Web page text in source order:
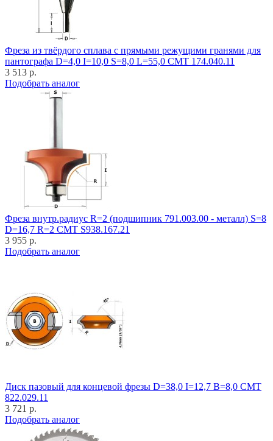
Фреза из твёрдого сплава с прямыми режущими гранями для
пантографа D=4,0 I=10,0 S=8,0 L=55,0 CMT 174.040.11
3 513 р.
Подобрать аналог
Фреза внутр.радиус R=2 (подшипник 791.003.00 - металл) S=8
D=16,7 R=2 CMT S938.167.21
3 955 р.
Подобрать аналог
Диск пазовый для концевой фрезы D=38,0 I=12,7 B=8,0 CMT
822.029.11
3 721 р.
Подобрать аналог